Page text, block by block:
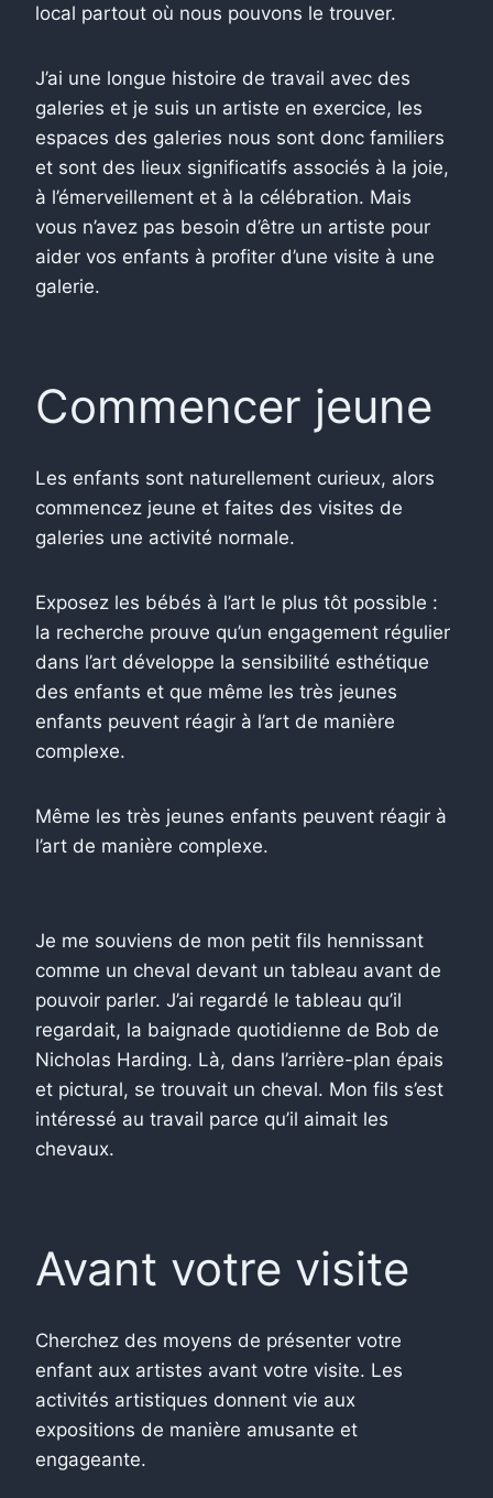
local partout où nous pouvons le trouver.
J’ai une longue histoire de travail avec des
galeries et je suis un artiste en exercice, les
espaces des galeries nous sont donc familiers
et sont des lieux significatifs associés à la joie,
à l’émerveillement et à la célébration. Mais
vous n’avez pas besoin d’être un artiste pour
aider vos enfants à profiter d’une visite à une
galerie.
Commencer jeune
Les enfants sont naturellement curieux, alors
commencez jeune et faites des visites de
galeries une activité normale.
Exposez les bébés à l’art le plus tôt possible :
la recherche prouve qu’un engagement régulier
dans l’art développe la sensibilité esthétique
des enfants et que même les très jeunes
enfants peuvent réagir à l’art de manière
complexe.
Même les très jeunes enfants peuvent réagir à
l’art de manière complexe.
Je me souviens de mon petit fils hennissant
comme un cheval devant un tableau avant de
pouvoir parler. J’ai regardé le tableau qu’il
regardait, la baignade quotidienne de Bob de
Nicholas Harding. Là, dans l’arrière-plan épais
et pictural, se trouvait un cheval. Mon fils s’est
intéressé au travail parce qu’il aimait les
chevaux.
Avant votre visite
Cherchez des moyens de présenter votre
enfant aux artistes avant votre visite. Les
activités artistiques donnent vie aux
expositions de manière amusante et
engageante.